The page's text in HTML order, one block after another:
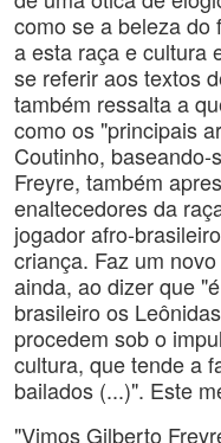
como se a beleza do
a esta raça e cultura
se referir aos textos
também ressalta a
como os "principais
Coutinho,
Freyre, também
enaltecedores da
jogador afro-
criança. Faz um
ainda, ao dizer que
brasileiro os
procedem sob o
cultura, que tende a
bailados (...)". Este
"Vimos Gilberto